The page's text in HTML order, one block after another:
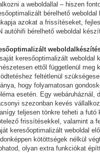
a weboldallal – hiszen
bérelhető
azokat a frissítéseket,
autóhifi bérelhető weboldal
keresőoptimalizált weboldal
ettől függetlenül meg
feltétlenül
hogy folyamatosan
esetén. Egy webáruháznál,
szezonban kevés
teljesen tönkre teheti a futó
frissítésekkel, valamint a
keresőoptimalizált weboldal
kötöttségek nélkül
olyan extra funkciókat